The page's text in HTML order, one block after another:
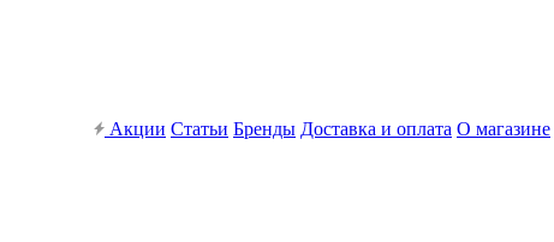
Акции Статьи Бренды Доставка и оплата О магазине